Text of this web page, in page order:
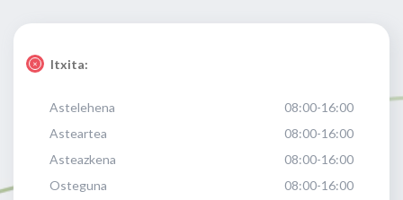
Itxita:
Astelehena
08:00-16:00
Asteartea
08:00-16:00
Asteazkena
08:00-16:00
Osteguna
08:00-16:00